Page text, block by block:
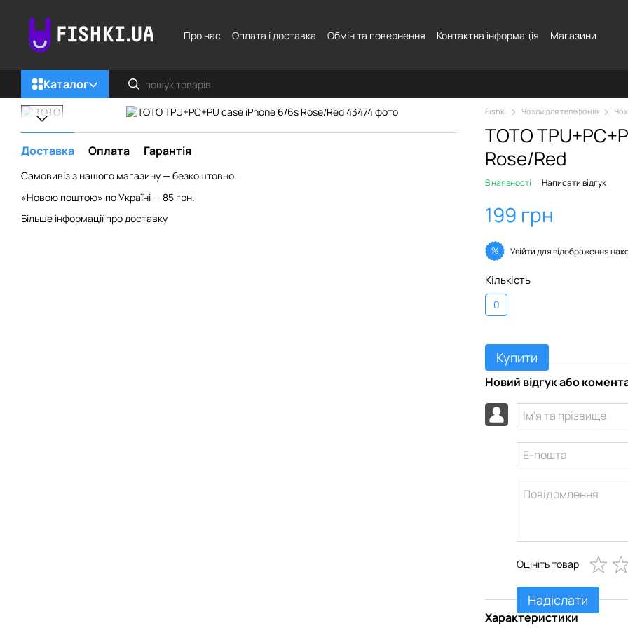
Про нас
Оплата і доставка Обмін та повернення Контактна інформація Магазини
Каталог
Доставка Оплата Гарантія
Самовивіз з нашого магазину — безкоштовно.
«Новою поштою» по Україні — 85 грн.
Більше інформації про доставку
Fishki Чохли для телефонів
TOTO
Rose/Red
В наявності Написати відгук
199 грн
% Увійтидля відображення
Кількість
0
Купити
Новий відгук або
Оцініть товар
Надіслати
Характеристики